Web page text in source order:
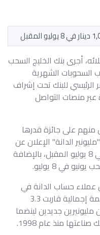
أجرى بنك الخليج السحب
لعام 2026، إلى جانب السحوبات الشهرية
للبنك تحت إشراف
منصات التواصل
حصل كل منهم على جائزة قدرها
الدانة" الإعلان عن
الفائز في سحب ال 1,000,000 دينار في 8 يوليو المقبل، بالإضافة
قد توّج 272 فائزاً من عملاء حساب الدانة في
السحوبات المؤجلة عن عام 2025، بقيمة إجمالية قاربت 3.3
جديدين لينضما
منذ عام 1998.